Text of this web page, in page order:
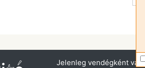
Jelenleg vendégként